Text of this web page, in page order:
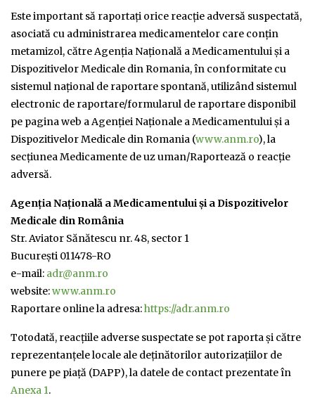
Este important să raportaţi orice reacție adversă suspectată,
asociată cu administrarea medicamentelor care conțin
metamizol, către Agenţia Naţională a Medicamentului şi a
Dispozitivelor Medicale din Romania, în conformitate cu
sistemul naţional de raportare spontană, utilizând sistemul
electronic de raportare/formularul de raportare disponibil
pe pagina web a Agenţiei Naţionale a Medicamentului şi a
Dispozitivelor Medicale din Romania (www.anm.ro), la
secţiunea Medicamente de uz uman/Raportează o reacţie
adversă.
Agenţia Naţională a Medicamentului şi a Dispozitivelor
Medicale din România
Str. Aviator Sănătescu nr. 48, sector 1
București 011478-RO
e-mail: adr@anm.ro
website:www.anm.ro
Raportare online la adresa:https://adr.anm.ro
Totodată, reacțiile adverse suspectate se pot raporta și către
reprezentanțele locale ale deținătorilor autorizațiilor de
punere pe piață (DAPP), la datele de contact prezentate în
Anexa 1.